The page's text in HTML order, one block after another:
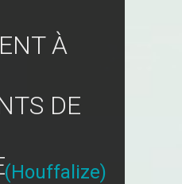
DE
(Houffalize)